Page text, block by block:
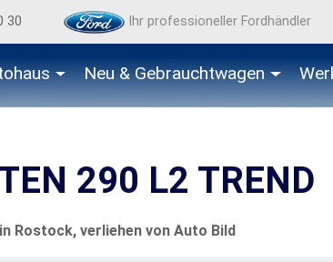
30 Ihr professioneller Fordhändler
Neu & Gebraucht­wagen
290 L2 TREND
Rostock, verliehen von Auto Bild